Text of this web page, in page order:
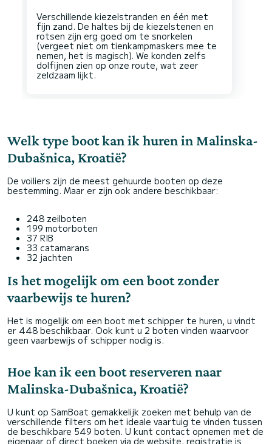
Verschillende kiezelstranden en één met
fijn zand. De haltes bij de kiezelstenen en
rotsen zijn erg goed om te snorkelen
(vergeet niet om tienkampmaskers mee te
nemen, het is magisch). We konden zelfs
dolfijnen zien op onze route, wat zeer
Welk type boot kan ik huren in Malinska-
Dubašnica, Kroatië?
De voiliers zijn de meest gehuurde booten op deze
bestemming. Maar er zijn ook andere beschikbaar:
248 zeilboten
199 motorboten
37 RIB
33 catamarans
32 jachten
Is het mogelijk om een boot zonder
vaarbewijs te huren?
Het is mogelijk om een boot met schipper te huren, u vindt
er 448 beschikbaar. Ook kunt u 2 boten vinden waarvoor
geen vaarbewijs of schipper nodig is.
Hoe kan ik een boot reserveren naar
Malinska-Dubašnica, Kroatië?
U kunt op SamBoat gemakkelijk zoeken met behulp van de
verschillende filters om het ideale vaartuig te vinden tussen
de beschikbare 549 boten. U kunt contact opnemen met de
eigenaar of direct boeken via de website, registratie is